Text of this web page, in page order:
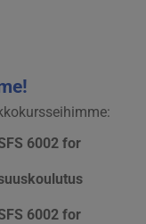
6002 for
6002 for